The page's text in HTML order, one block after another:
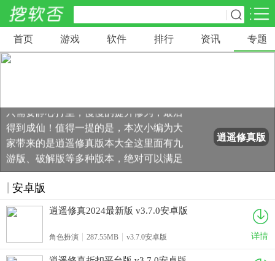
网游分类 软件分类
角色扮演
1642款游戏
动作射击
351款游戏
69款游戏
经营养成
257款游戏
策略塔防
冒险解谜
音乐游戏
手游辅助
首页 游戏 软件 排行 资讯 专题
逍遥修真是一款非常有趣的仙侠手游，以
只需要静心打坐，慢慢的提升修为，最后
得到成仙！值得一提的是，本次小编为大
家带来的是逍遥修真版本大全这里面有九
游版、破解版等多种版本，绝对可以满足
所有玩家需求！
逍遥修真版
安卓版
逍遥修真2024最新版 v3.7.0安卓版
角色扮演 287.55MB v3.7.0安卓版 详情